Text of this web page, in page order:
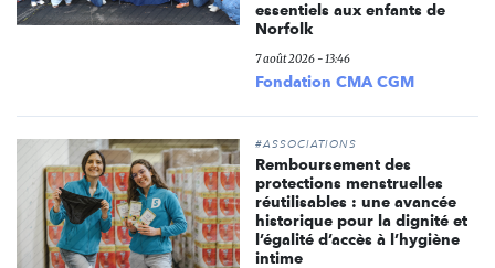
essentiels aux enfants de
Norfolk
7 août 2026 - 13:46
Fondation CMA CGM
#ASSOCIATIONS
Remboursement des
protections menstruelles
réutilisables : une avancée
historique pour la dignité et
l’égalité d’accès à l’hygiène
intime